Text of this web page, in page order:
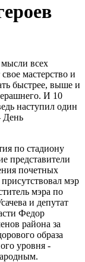
всех
мастерство и
быстрее, выше и
И 10
наступил один
День
по стадиону
представители
почетных
мэр
мэра по
и депутат
Федор
района за
образа
уровня -